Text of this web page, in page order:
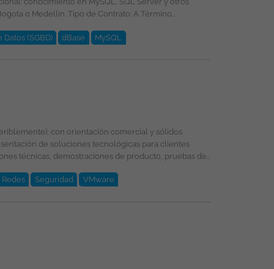
(SGBD) dBase
MySQL
de soluciones tecnológicas para clientes
Redes Seguridad
VMware